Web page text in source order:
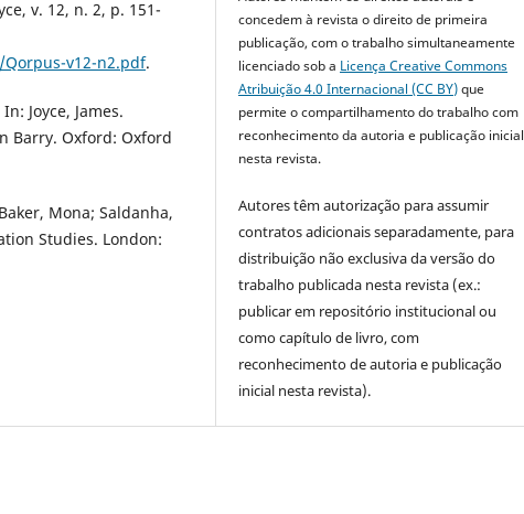
v. 12, n. 2, p. 151-
v12-n2.pdf.
Joyce, James.
Barry. Oxford: Oxford
Mona; Saldanha,
Studies. London:
concedem à revista o direito de primeira
publicação, com o trabalho simultaneamente
licenciado sob a Licença Creative Commons
Atribuição 4.0 Internacional (CC BY)que
permite o compartilhamento do trabalho com
reconhecimento da autoria e publicação inicial
nesta revista.
Autores têm autorização para assumir
contratos adicionais separadamente, para
distribuição não exclusiva da versão do
trabalho publicada nesta revista (ex.:
publicar em repositório institucional ou
como capítulo de livro, com
reconhecimento de autoria e publicação
inicial nesta revista).